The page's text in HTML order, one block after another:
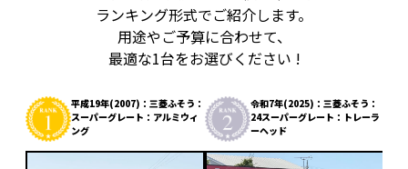
ランキング形式でご紹介します。
用途やご予算に合わせて、
最適な1台をお選びください !
平成19年(2007)：三菱ふそう：
スーパーグレート：アルミウィ
ング
令和7年(2025)：三菱ふそう：
24スーパーグレート：トレーラ
ーヘッド